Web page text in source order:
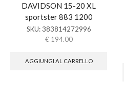
DAVIDSON 15-20 XL
sportster 883 1200
SKU: 383814272996
€ 194.00
AGGIUNGI AL CARRELLO